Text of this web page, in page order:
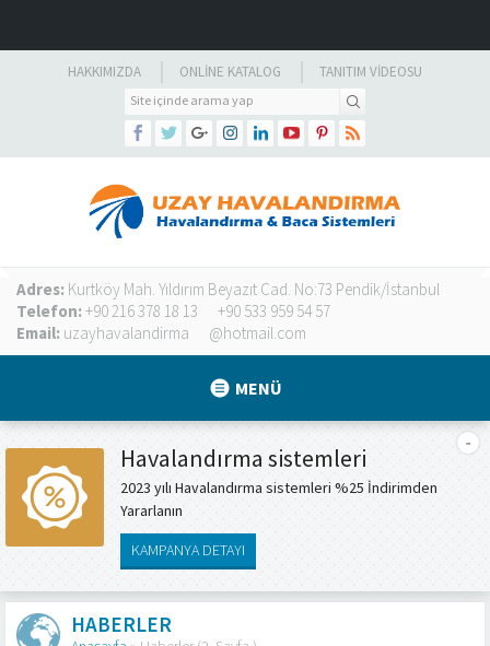
HAKKIMIZDA ONLINE KATALOG TANITIM VIDEOSU
Adres: Kurtköy Mah. Yıldırım Beyazıt Cad. No:73 Pendik/İstanbul
Telefon: +90 216 378 18 13
+90 533 959 54 57
Email: uzayhavalandirma @hotmail.com
MENÜ
Havalandırma sistemleri
2023 yılı Havalandırma sistemleri %25 İndirimden
Yararlanın
KAMPANYA DETAYI
HABERLER